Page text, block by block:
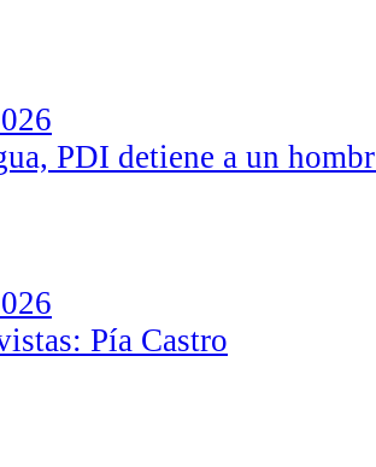
PDI detiene a un
Pía Castro